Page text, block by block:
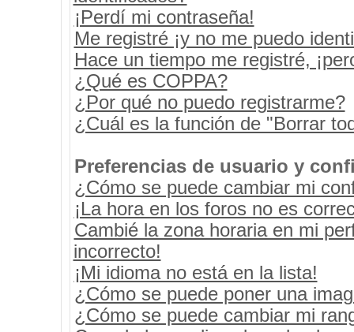
¡Perdí mi contraseña!
Me registré ¡y no me puedo
Hace un tiempo me registré,
¿Qué es COPPA?
¿Por qué no puedo registrarme?
¿Cuál es la función de "Borrar
Preferencias de usuario y
¿Cómo se puede cambiar mi
¡La hora en los foros no es
Cambié la zona horaria en mi
incorrecto!
¡Mi idioma no está en la lista!
¿Cómo se puede poner una
¿Cómo se puede cambiar mi